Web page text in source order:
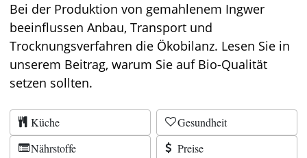
Bei der Produktion von gemahlenem Ingwer
beeinflussen Anbau, Transport und
Trocknungsverfahren die Ökobilanz. Lesen Sie in
unserem Beitrag, warum Sie auf Bio-Qualität
setzen sollten.
Küche
Gesundheit
Nährstoffe
Preise